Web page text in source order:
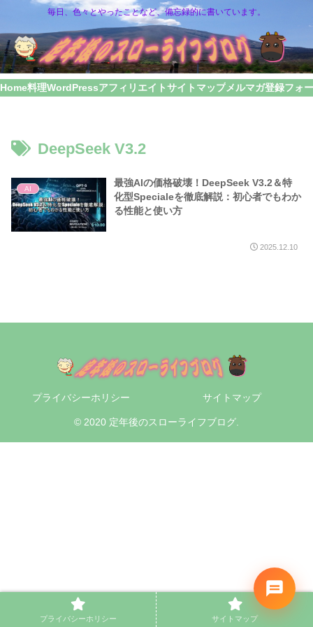
毎日、色々とやったことなど、備忘録的に書いています。
Home料理WordPressアフィリエイトサイトマップメルマガ登録フォ
DeepSeek V3.2
AI
最強AIの価格破壊！DeepSeek V3.2＆特
化型Specialeを徹底解説：初心者でもわか
る性能と使い方
2025.12.10
プライバシーホリシー サイトマップ
© 2020 定年後のスローライフブログ.
プライバシーホリシー サイトマップ